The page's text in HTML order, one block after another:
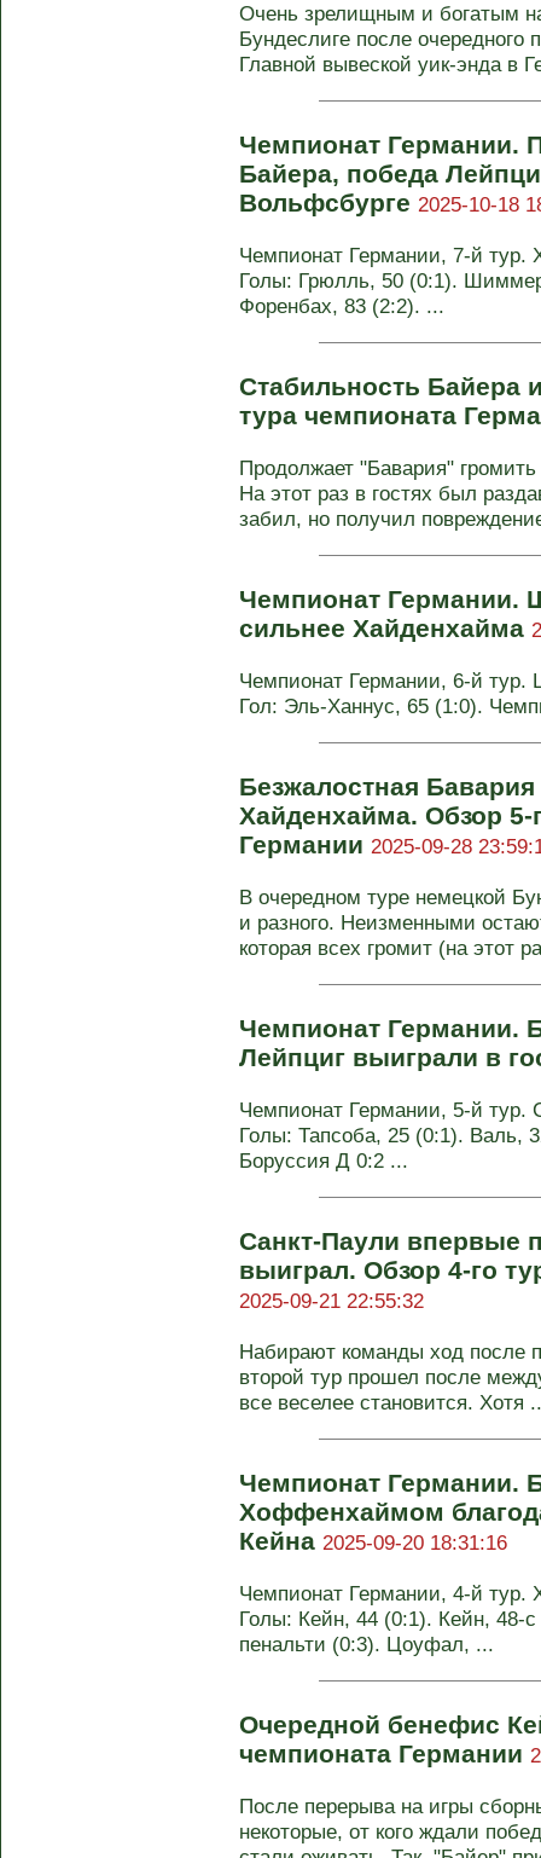
Очень зрелищным и богатым
Бундеслиге после очередного
Главной вывеской уик-энда в
Чемпионат Германии.
Байера, победа
Вольфсбурге 2025-10-18
Чемпионат Германии, 7-й тур.
Голы: Грюлль, 50 (0:1).
Форенбах, 83 (2:2). ...
Стабильность Байера
тура чемпионата
Продолжает "Бавария"
На этот раз в гостях был
забил, но получил
Чемпионат Германии.
сильнее Хайденхайма
Чемпионат Германии, 6-й тур.
Гол: Эль-Ханнус, 65 (1:0).
Безжалостная
Хайденхайма. Обзор 5-
Германии 2025-09-28
В очередном туре немецкой
и разного. Неизменными
которая всех громит (на этот
Чемпионат Германии.
Лейпциг выиграли в
Чемпионат Германии, 5-й тур.
Голы: Тапсоба, 25 (0:1). Валь,
Боруссия Д 0:2 ...
Санкт-Паули впервые
выиграл. Обзор 4-го
2025-09-21 22:55:32
Набирают команды ход после
второй тур прошел после
все веселее становится. Хотя
Чемпионат Германии.
Хоффенхаймом
Кейна 2025-09-20 18:31:16
Чемпионат Германии, 4-й
Голы: Кейн, 44 (0:1). Кейн, 48-
пенальти (0:3). Цоуфал, ...
Очередной бенефис
чемпионата Германии
После перерыва на игры
некоторые, от кого ждали